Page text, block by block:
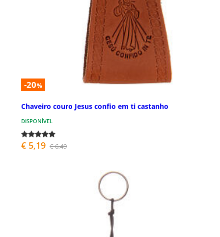
-20%
Chaveiro couro Jesus confio em ti castanho
DISPONÍVEL
€ 5,19 € 6,49